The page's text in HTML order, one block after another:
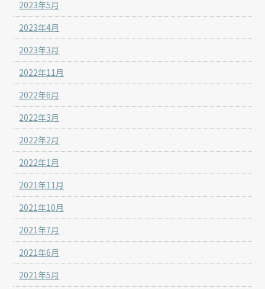
2023年5月
2023年4月
2023年3月
2022年11月
2022年6月
2022年3月
2022年2月
2022年1月
2021年11月
2021年10月
2021年7月
2021年6月
2021年5月